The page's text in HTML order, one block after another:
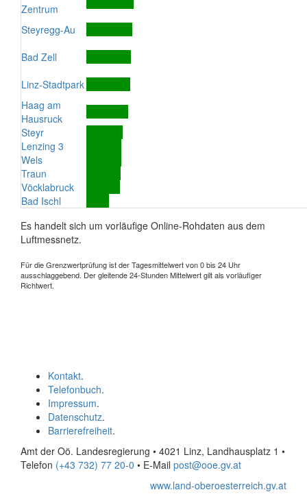
Zentrum
Steyregg-Au
Bad Zell
Linz-Stadtpark
Haag am
Hausruck
Steyr
Lenzing 3
Wels
Traun
Vöcklabruck
Bad Ischl
Es handelt sich um vorläufige Online-Rohdaten aus dem
Luftmessnetz.
Für die Grenzwertprüfung ist der Tagesmittelwert von 0 bis 24 Uhr
ausschlaggebend. Der gleitende 24-Stunden Mittelwert gilt als vorläufiger
Richtwert.
Kontakt.
Telefonbuch.
Impressum.
Datenschutz.
Barrierefreiheit.
Amt der Oö. Landesregierung • 4021 Linz, Landhausplatz 1 •
Telefon (+43 732) 77 20-0 • E-Mail post@ooe.gv.at
www.land-oberoesterreich.gv.at